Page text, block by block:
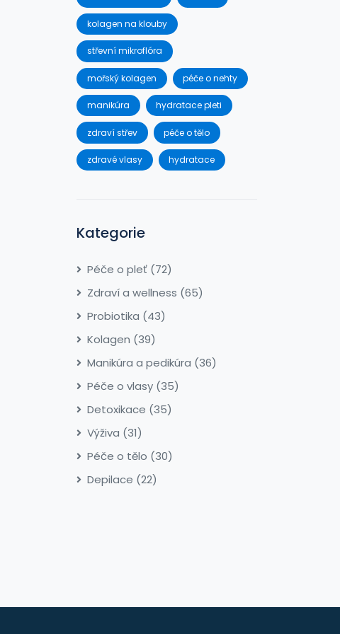
kolagen na klouby
střevní mikroflóra
mořský kolagen péče o nehty
manikúra hydratace pleti
zdraví střev péče o tělo
zdravé vlasy hydratace
Kategorie
Péče o pleť (72)
Zdraví a wellness (65)
Probiotika (43)
Kolagen (39)
Manikúra a pedikúra (36)
Péče o vlasy (35)
Detoxikace (35)
Výživa (31)
Péče o tělo (30)
Depilace (22)